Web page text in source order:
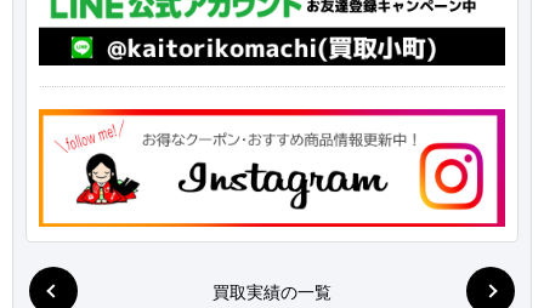
買取実績の一覧